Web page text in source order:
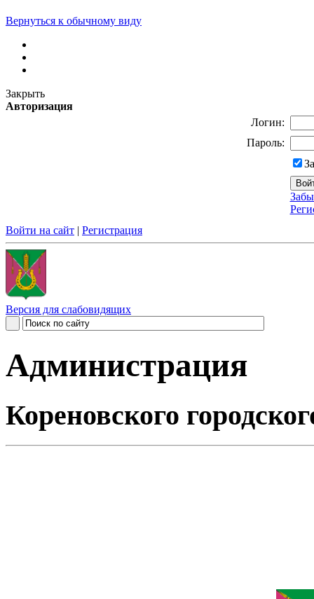
Вернуться к обычному виду
Закрыть
Авторизация
Логин:
Пароль:
Войти на сайт | Регистрация
Версия для слабовидящих
Администрация
Кореновского